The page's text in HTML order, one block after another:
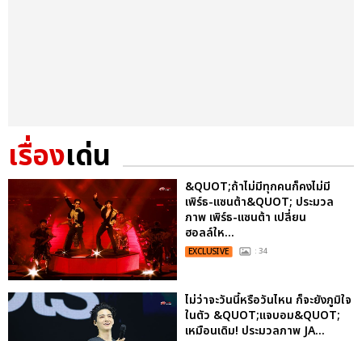
เรื่องเด่น
&QUOT;ถ้าไม่มีทุกคนก็คงไม่มี
เพิร์ธ-แซนต้า&QUOT; ประมวล
ภาพ เพิร์ธ-แซนต้า เปลี่ยน
ฮอลล์ให...
EXCLUSIVE : 34
ไม่ว่าจะวันนี้หรือวันไหน ก็จะยังภูมิใจ
ในตัว &QUOT;แจบอม&QUOT;
เหมือนเดิม! ประมวลภาพ JA...